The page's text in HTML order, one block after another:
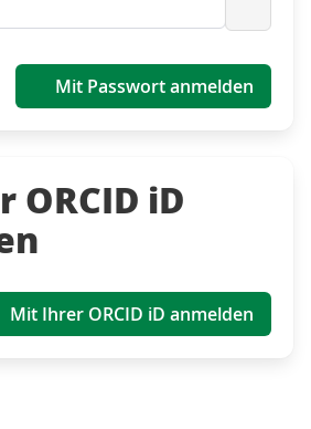
Mit Passwort anmelden
iD
Mit Ihrer ORCID iD anmelden